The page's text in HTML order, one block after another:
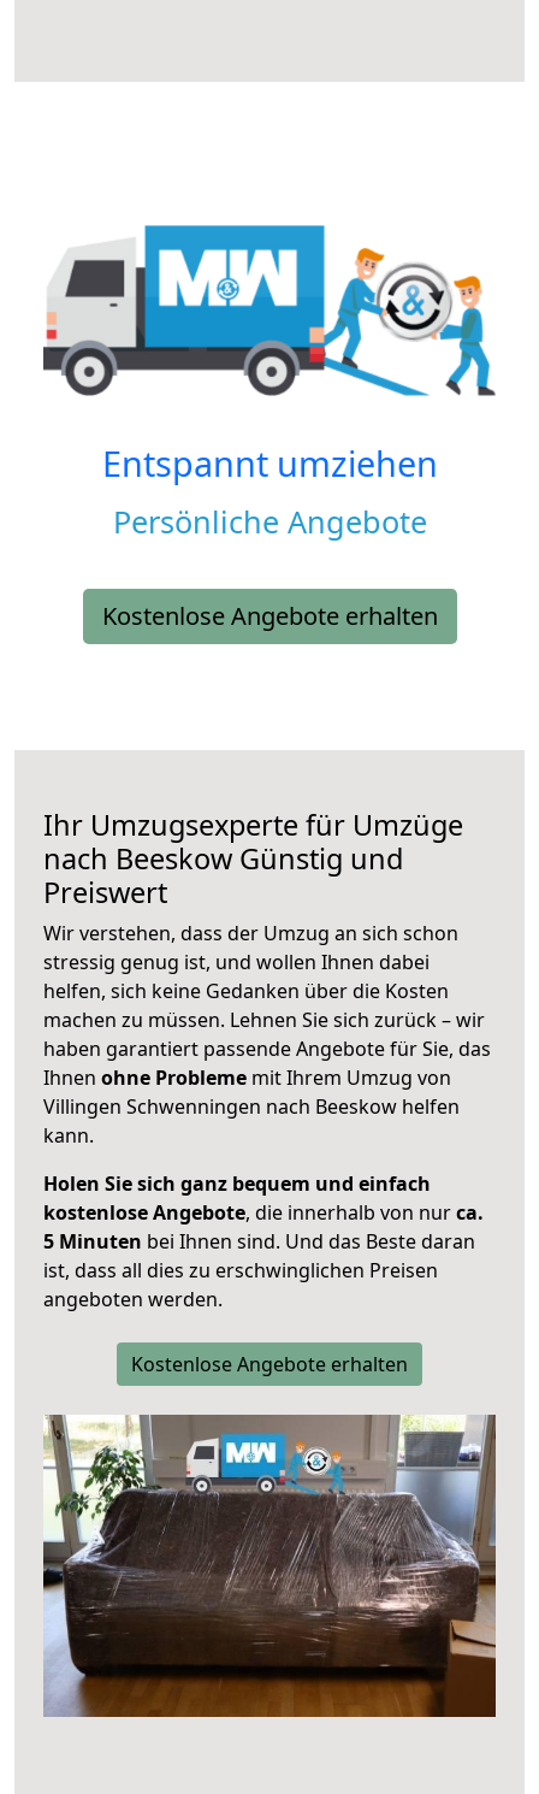
Entspannt umziehen
Persönliche Angebote
Kostenlose Angebote erhalten
Ihr Umzugsexperte für Umzüge
nach Beeskow Günstig und
Preiswert
Wir verstehen, dass der Umzug an sich schon
stressig genug ist, und wollen Ihnen dabei
helfen, sich keine Gedanken über die Kosten
machen zu müssen. Lehnen Sie sich zurück – wir
haben garantiert passende Angebote für Sie, das
Ihnen ohne Probleme mit Ihrem Umzug von
Villingen Schwenningen nach Beeskow helfen
kann.
Holen Sie sich ganz bequem und einfach
kostenlose Angebote, die innerhalb von nurca.
5 Minuten bei Ihnen sind. Und das Beste daran
ist, dass all dies zu erschwinglichen Preisen
angeboten werden.
Kostenlose Angebote erhalten